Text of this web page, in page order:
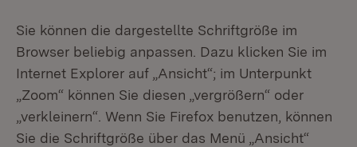
Sie können die dargestellte Schriftgröße im
Browser beliebig anpassen. Dazu klicken Sie im
Internet Explorer auf „Ansicht“; im Unterpunkt
„Zoom“ können Sie diesen „vergrößern“ oder
„verkleinern“. Wenn Sie Firefox benutzen, können
Sie die Schriftgröße über das Menü „Ansicht“